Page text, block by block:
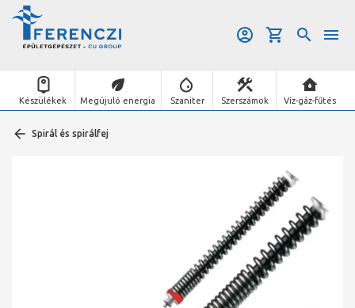
Készülékek Megújuló energia Szaniter Szerszámok Víz-gáz-fűtés
Spirál és spirálfej